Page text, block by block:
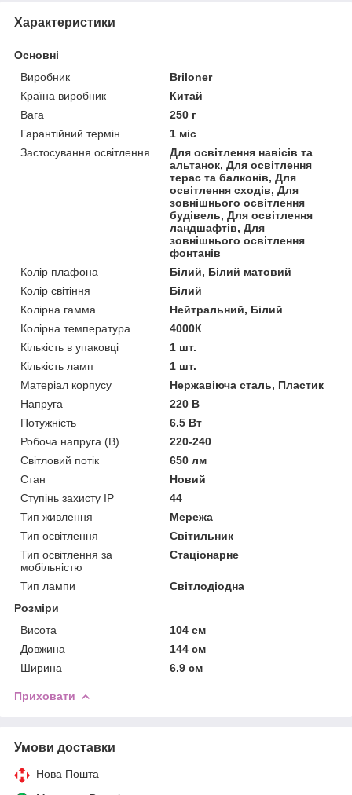
Характеристики
Основні
Виробник
Briloner
Країна виробник
Китай
Вага
250 г
Гарантійний термін
1 міс
Застосування освітлення
Для освітлення навісів та
альтанок, Для освітлення
терас та балконів, Для
освітлення сходів, Для
зовнішнього освітлення
будівель, Для освітлення
ландшафтів, Для
зовнішнього освітлення
фонтанів
Колір плафона
Білий, Білий матовий
Колір світіння
Білий
Колірна гамма
Нейтральний, Білий
Колірна температура
4000К
Кількість в упаковці
1 шт.
Кількість ламп
1 шт.
Матеріал корпусу
Нержавіюча сталь, Пластик
Напруга
220 В
Потужність
6.5 Вт
Робоча напруга (В)
220-240
Світловий потік
650 лм
Стан
Новий
Ступінь захисту IP
44
Тип живлення
Мережа
Тип освітлення
Світильник
Тип освітлення за
мобільністю
Стаціонарне
Тип лампи
Світлодіодна
Розміри
Висота
104 см
Довжина
144 см
Ширина
6.9 см
Приховати
Умови доставки
Нова Пошта